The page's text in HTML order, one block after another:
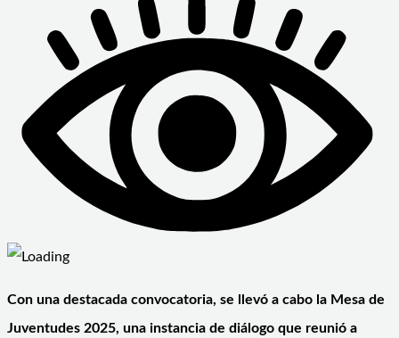
Con una destacada convocatoria, se llevó a cabo la Mesa de
Juventudes 2025, una instancia de diálogo que reunió a